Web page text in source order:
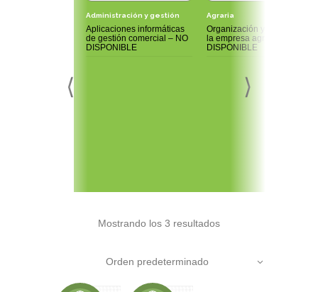
Administración y gestión
Aplicaciones informáticas
de gestión comercial – NO
DISPONIBLE
Agraria
Organización y gestión de
la empresa agraria – NO
DISPONIBLE
⟨ ⟩
Mostrando los 3 resultados
Orden predeterminado